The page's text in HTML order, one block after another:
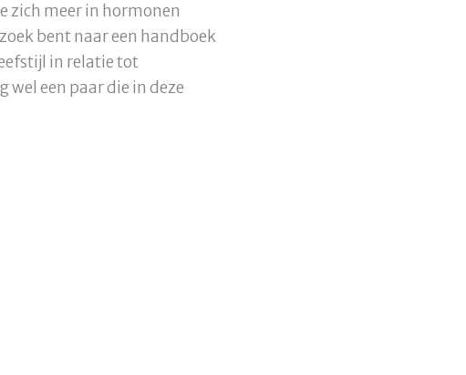
zich meer in hormonen
bent naar een handboek
in relatie tot
wel een paar die in deze